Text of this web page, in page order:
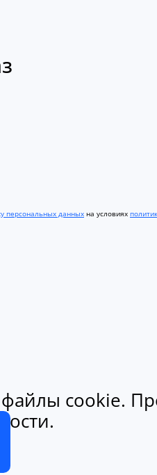
персональных данных на условиях
cookie.